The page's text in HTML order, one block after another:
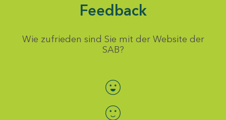
Feedback
Wie zufrieden sind Sie mit der Website der
SAB?
Bewertung auswählen